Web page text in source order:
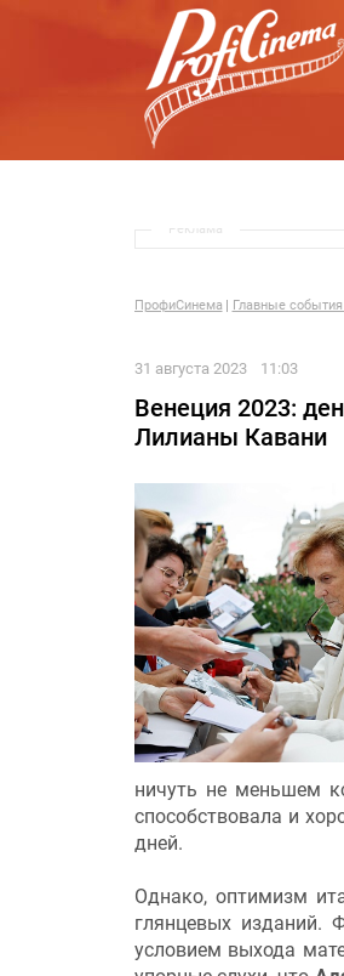
Реклама
ПрофиСинема Главные
31 августа 2023 11:03
Венеция 2023:
Лилианы Кавани
ничуть не меньшем
способствовала и
дней.
Однако, оптимизм
глянцевых изданий.
условием выхода